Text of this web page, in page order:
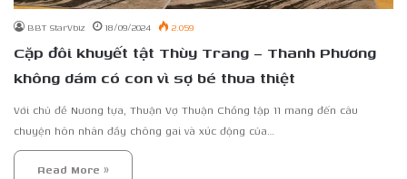
BBT StarVbiz 18/09/2024 2.059
Cặp đôi khuyết tật Thùy Trang – Thanh Phương
không dám có con vì sợ bé thua thiệt
Với chủ đề Nương tựa, Thuận Vợ Thuận Chồng tập 11 mang đến câu
chuyện hôn nhân đầy chông gai và xúc động của…
Read More »